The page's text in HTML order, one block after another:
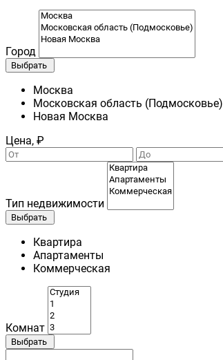
Город
Выбрать
Москва
Московская область (Подмосковье)
Новая Москва
Цена, ₽
Тип недвижимости
Выбрать
Квартира
Апартаменты
Коммерческая
Комнат
Выбрать